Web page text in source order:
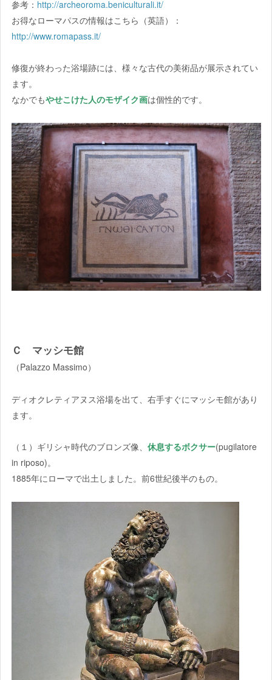
参考： http://archeoroma.beniculturali.it/
お得なローマパスの情報はこちら（英語）：
http://www.romapass.it/
修復が終わった浴場跡には、様々な古代の美術品が展示されてい
ます。
なかでもやせこけた人のモザイク画は個性的です。
Ｃ マッシモ館
（Palazzo Massimo）
ディオクレティアヌス浴場を出て、右手すぐにマッシモ館があり
ます。
（１）ギリシャ時代のブロンズ像、 休息するボクサー(pugilatore
in riposo)。
1885年にローマで出土しました。前6世紀後半のもの。